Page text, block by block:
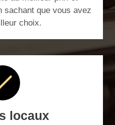
sachant que vous avez
choix.
locaux